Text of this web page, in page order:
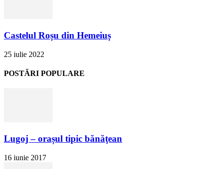
Castelul Roșu din Hemeiuș
25 iulie 2022
POSTĂRI POPULARE
Lugoj – orașul tipic bănăţean
16 iunie 2017